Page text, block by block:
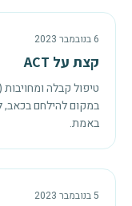
6 בנובמבר 2023
קצת על ACT
במקום להילחם בכאב,
באמת.
5 בנובמבר 2023